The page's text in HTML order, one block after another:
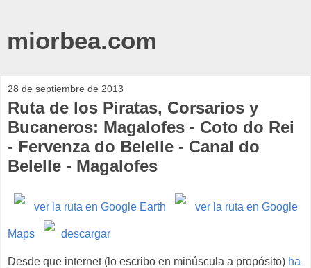
miorbea.com
28 de septiembre de 2013
Ruta de los Piratas, Corsarios y
Bucaneros: Magalofes - Coto do Rei
- Fervenza do Belelle - Canal do
Belelle - Magalofes
ver la ruta en Google Earth ver la ruta en Google
Maps descargar
Desde que internet (lo escribo en minúscula a propósito) ha